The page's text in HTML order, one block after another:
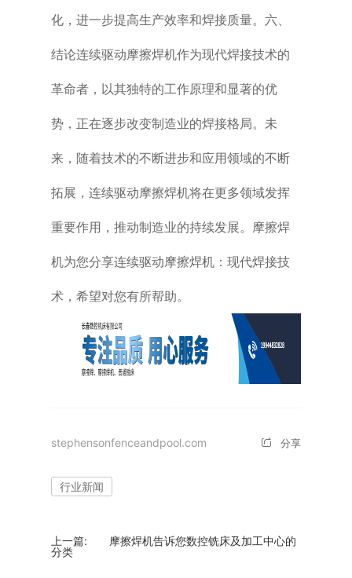
化，进一步提高生产效率和焊接质量。六、
结论连续驱动摩擦焊机作为现代焊接技术的
革命者，以其独特的工作原理和显著的优
势，正在逐步改变制造业的焊接格局。未
来，随着技术的不断进步和应用领域的不断
拓展，连续驱动摩擦焊机将在更多领域发挥
重要作用，推动制造业的持续发展。摩擦焊
机为您分享连续驱动摩擦焊机：现代焊接技
术，希望对您有所帮助。
stephensonfenceandpool.com 分享
行业新闻
上一篇:
摩擦焊机告诉您数控铣床及加工中心的
分类